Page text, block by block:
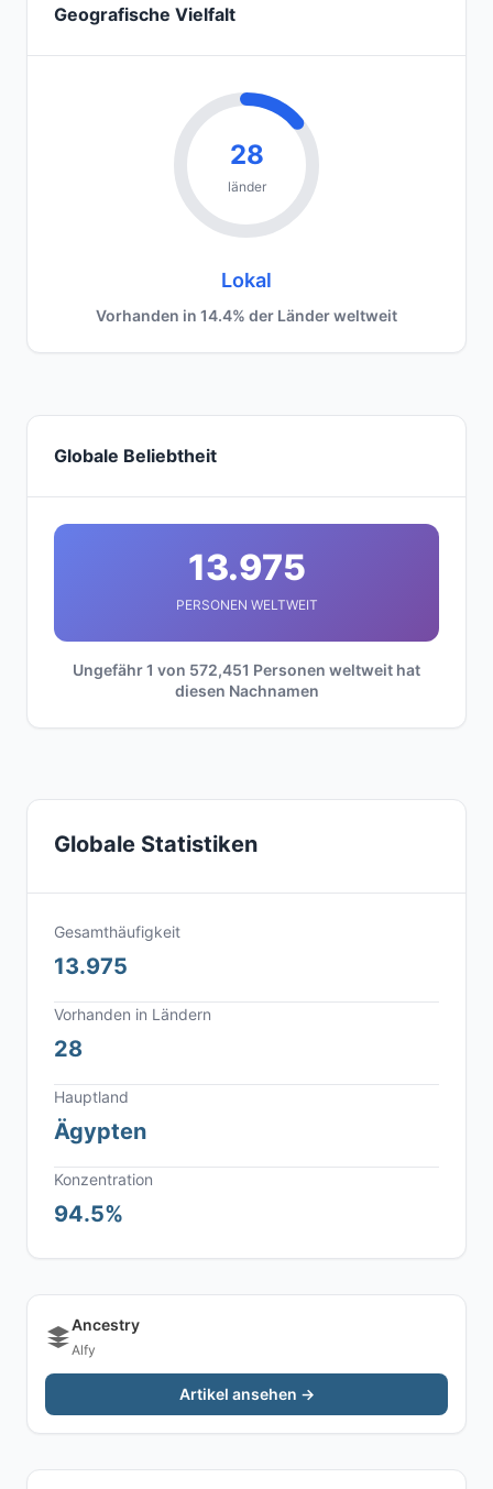
Geografische Vielfalt
28
länder
Lokal
Vorhanden in 14.4% der Länder weltweit
Globale Beliebtheit
13.975
PERSONEN WELTWEIT
Ungefähr 1 von 572,451 Personen weltweit hat
diesen Nachnamen
Globale Statistiken
Gesamthäufigkeit
13.975
Vorhanden in Ländern
28
Hauptland
Ägypten
Konzentration
94.5%
Ancestry
Alfy
Artikel ansehen →